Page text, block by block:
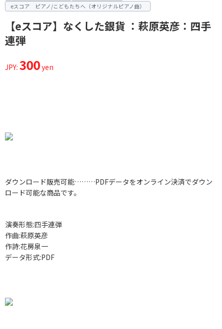
eスコア ピアノ/こどもたちへ（オリジナルピアノ曲）
【eスコア】なくした銀貨 ：萩原英彦：四手
連弾
JPY: 300yen
ダウンロード販売可能………PDFデータをオンライン決済でダウン
ロード可能な商品です。
演奏形態:四手連弾
作曲:萩原英彦
作詩:花房泉一
データ形式:PDF